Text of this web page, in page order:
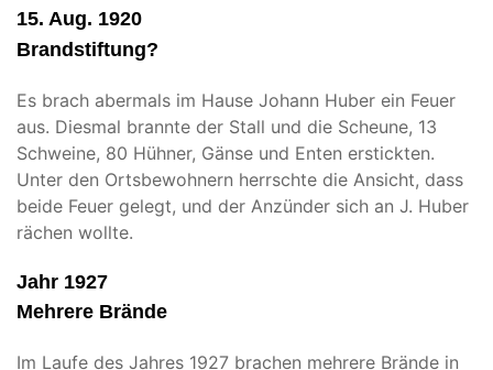
15. Aug. 1920
Brandstiftung?
Es brach abermals im Hause Johann Huber ein Feuer
aus. Diesmal brannte der Stall und die Scheune, 13
Schweine, 80 Hühner, Gänse und Enten erstickten.
Unter den Ortsbewohnern herrschte die Ansicht, dass
beide Feuer gelegt, und der Anzünder sich an J. Huber
rächen wollte.
Jahr 1927
Mehrere Brände
Im Laufe des Jahres 1927 brachen mehrere Brände in